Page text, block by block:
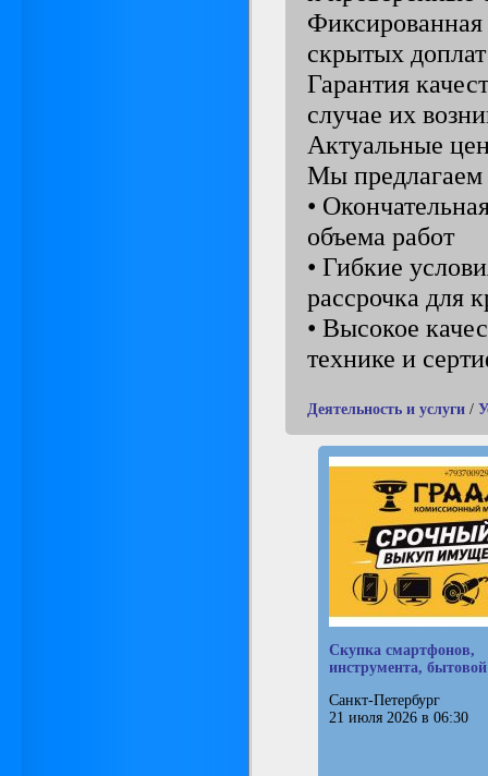
Фиксированная
скрытых доплат
Гарантия
случае их
Актуальные
Мы предлагаем
•
объема работ
• Гибкие
рассрочка для
• Высокое
технике и
Деятельность и услуги /
Скупка смартфонов,
инструмента,
Санкт-Петербург
21 июля 2026 в 06:30